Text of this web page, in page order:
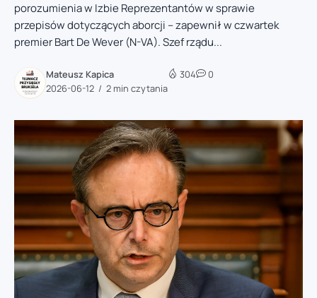
porozumienia w Izbie Reprezentantów w sprawie
przepisów dotyczących aborcji – zapewnił w czwartek
premier Bart De Wever (N-VA). Szef rządu...
Mateusz Kapica
2026-06-12
2 min czytania
304 0